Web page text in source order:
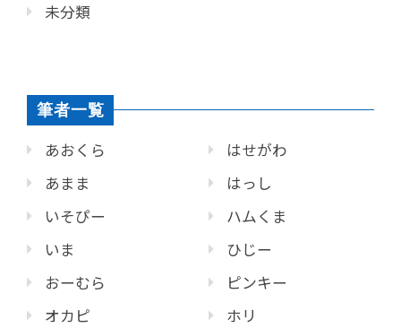
未分類
筆者一覧
あおくら
あまま
いそぴー
いま
おーむら
オカピ
はせがわ
はっし
ハムくま
ひじー
ピンキー
ホリ